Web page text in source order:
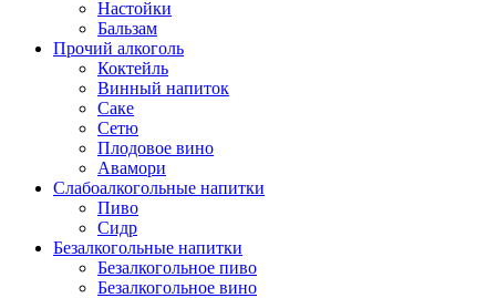
Настойки
Бальзам
Прочий алкоголь
Коктейль
Винный напиток
Саке
Сетю
Плодовое вино
Авамори
Слабоалкогольные напитки
Пиво
Сидр
Безалкогольные напитки
Безалкогольное пиво
Безалкогольное вино